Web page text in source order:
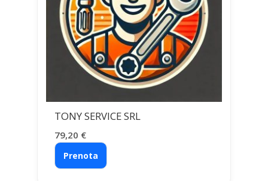
TONY SERVICE SRL
79,20 €
Prenota